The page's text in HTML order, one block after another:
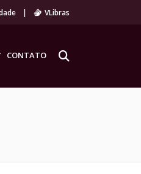
| VLibras
CONTATO